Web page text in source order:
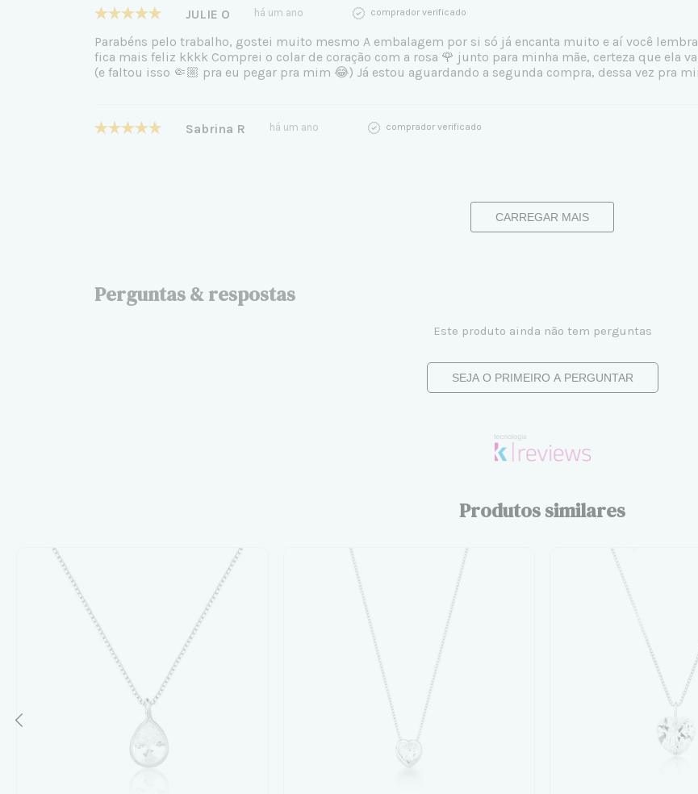
JULIE O há um ano comprador verificado
Parabéns pelo trabalho, gostei muito mesmo A embalagem por si só já encanta muito e aí você
fica mais feliz kkkk Comprei o colar de coração com a rosa 🌹 junto para minha mãe, certeza que ela
(e faltou isso 🤏🏼 pra eu pegar pra mim 😂) Já estou aguardando a segunda compra, dessa vez pra
Sabrina R há um ano comprador verificado
CARREGAR MAIS
Perguntas & respostas
Este produto ainda não tem perguntas
SEJA O PRIMEIRO A PERGUNTAR
Produtos similares